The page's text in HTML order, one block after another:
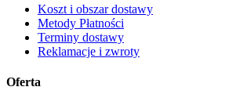
Koszt i obszar dostawy
Metody Płatności
Terminy dostawy
Reklamacje i zwroty
Oferta